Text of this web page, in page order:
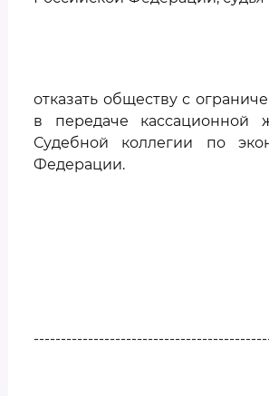
отказать обществу с
в передаче кассационной
Судебной коллегии по
Федерации.